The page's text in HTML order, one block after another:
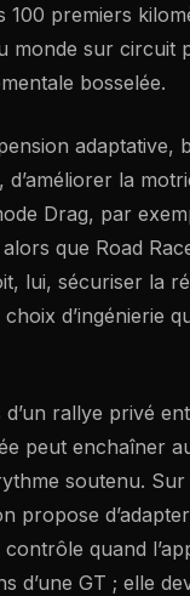
premiers
monde sur circuit
bosselée.
adaptative,
la
Drag, par
que Road
lui, sécuriser la
d’ingénierie
rallye privé
peut enchaîner
soutenu.
propose
quand
d’une GT ; elle